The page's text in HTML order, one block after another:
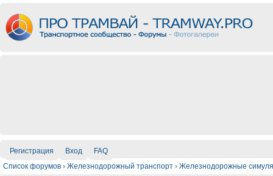
Регистрация Вход
FAQ
Список форумов › Железнодорожный транспорт › Железнодорожные